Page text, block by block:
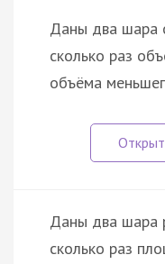
Даны два шара
сколько раз
объёма
Даны два шара
сколько раз